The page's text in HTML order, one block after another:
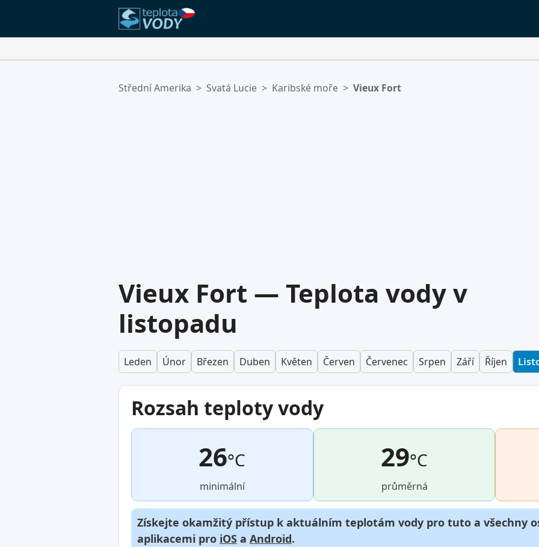
Váš seznam oblíbených je prázdný.
Střední Amerika > Svatá Lucie > Karibské moře > Vieux Fort
Vieux Fort — Teplota vody v
listopadu
Leden Únor Březen Duben Květen Červen Červenec Srpen Září Říjen
Rozsah teploty vody
26°C
minimální
29°C
průměrná
Získejte okamžitý přístup k aktuálním teplotám vody pro tuto a všechny
aplikacemi pro iOS a Android.